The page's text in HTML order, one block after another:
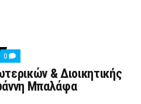
0 COMMENTS
ON
ΠΡΟΣ
ΥΦΥΠΟΥΡΓΌ
& Διοικητικής
Μπαλάφα